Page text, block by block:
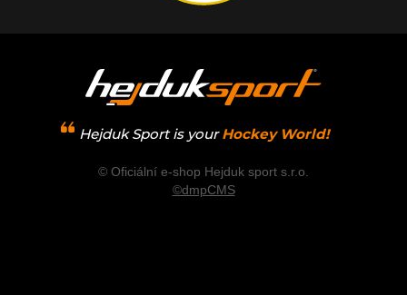
Hejduk Sport is your Hockey World!
© Oficiální e-shop Hejduk sport s.r.o.
©dmpCMS